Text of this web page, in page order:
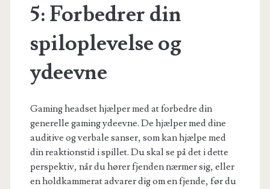
5: Forbedrer din
spiloplevelse og
ydeevne
Gaming headset hjælper med at forbedre din
generelle gaming ydeevne. De hjælper med dine
auditive og verbale sanser, som kan hjælpe med
din reaktionstid i spillet. Du skal se på det i dette
perspektiv, når du hører fjenden nærmer sig, eller
en holdkammerat advarer dig om en fjende, før du